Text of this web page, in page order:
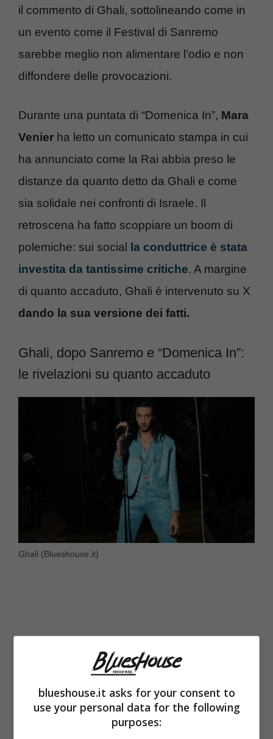
il commento di Ghali, sottolineando come in
un evento come il Festival di Sanremo
sarebbe meglio non alimentare l’odio e non
diffondere delle provocazioni.
Durante una puntata di “Domenica In”, Mara
Venier ha letto un comunicato stampa in cui
ha annunciato come la Rai abbia preso le
distanze da quanto detto da Ghali e come
sia solidale nei confronti di Israele. Il
retroscena ha fatto scoppiare un boom di
polemiche: sui social
la conduttrice è stata
investita da tantissime critiche. A margine
di quanto accaduto, Ghali è intervenuto su X
dando la sua versione dei fatti.
Ghali, dopo Sanremo e “Domenica In”:
le rivelazioni su quanto accaduto
Ghali (Blueshouse.it)
blueshouse.it asks for your consent to
use your personal data for the following
purposes: